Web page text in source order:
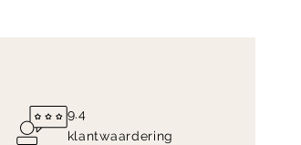
9.4
klantwaardering